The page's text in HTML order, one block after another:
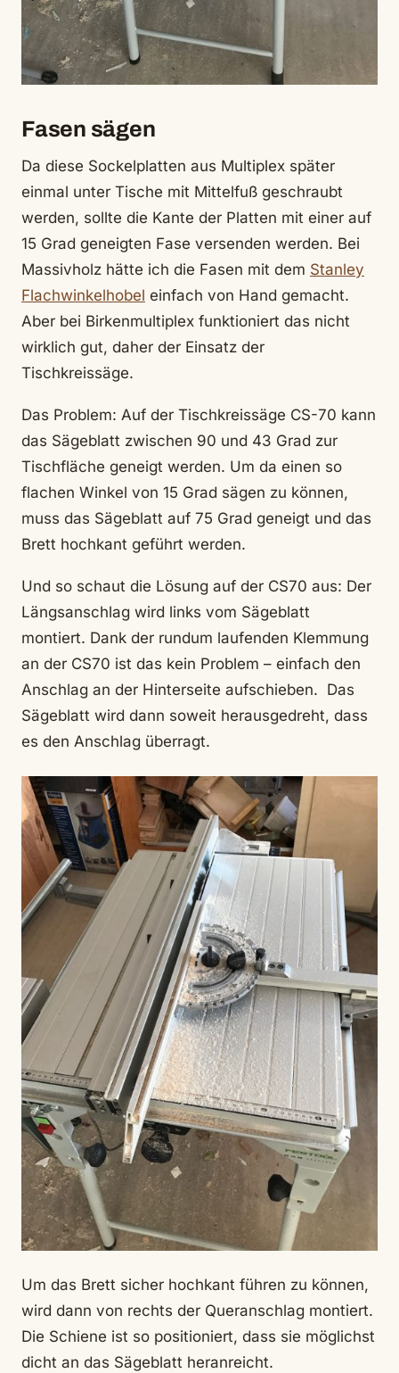
Fasen sägen
Da diese Sockelplatten aus Multiplex später
einmal unter Tische mit Mittelfuß geschraubt
werden, sollte die Kante der Platten mit einer auf
15 Grad geneigten Fase versenden werden. Bei
Massivholz hätte ich die Fasen mit dem Stanley
Flachwinkelhobel einfach von Hand gemacht.
Aber bei Birkenmultiplex funktioniert das nicht
wirklich gut, daher der Einsatz der
Tischkreissäge.
Das Problem: Auf der Tischkreissäge CS-70 kann
das Sägeblatt zwischen 90 und 43 Grad zur
Tischfläche geneigt werden. Um da einen so
flachen Winkel von 15 Grad sägen zu können,
muss das Sägeblatt auf 75 Grad geneigt und das
Brett hochkant geführt werden.
Und so schaut die Lösung auf der CS70 aus: Der
Längsanschlag wird links vom Sägeblatt
montiert. Dank der rundum laufenden Klemmung
an der CS70 ist das kein Problem – einfach den
Anschlag an der Hinterseite aufschieben. Das
Sägeblatt wird dann soweit herausgedreht, dass
es den Anschlag überragt.
Um das Brett sicher hochkant führen zu können,
wird dann von rechts der Queranschlag montiert.
Die Schiene ist so positioniert, dass sie möglichst
dicht an das Sägeblatt heranreicht.